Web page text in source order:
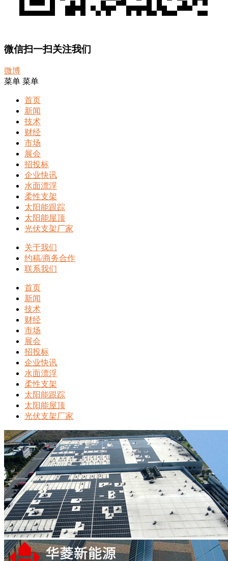
微信扫一扫关注我们
微博
菜单 菜单
首页
新闻
技术
财经
市场
展会
招投标
企业快讯
水面漂浮
柔性支架
太阳能跟踪
太阳能屋顶
光伏支架厂家
关于我们
约稿/商务合作
联系我们
首页
新闻
技术
财经
市场
展会
招投标
企业快讯
水面漂浮
柔性支架
太阳能跟踪
太阳能屋顶
光伏支架厂家